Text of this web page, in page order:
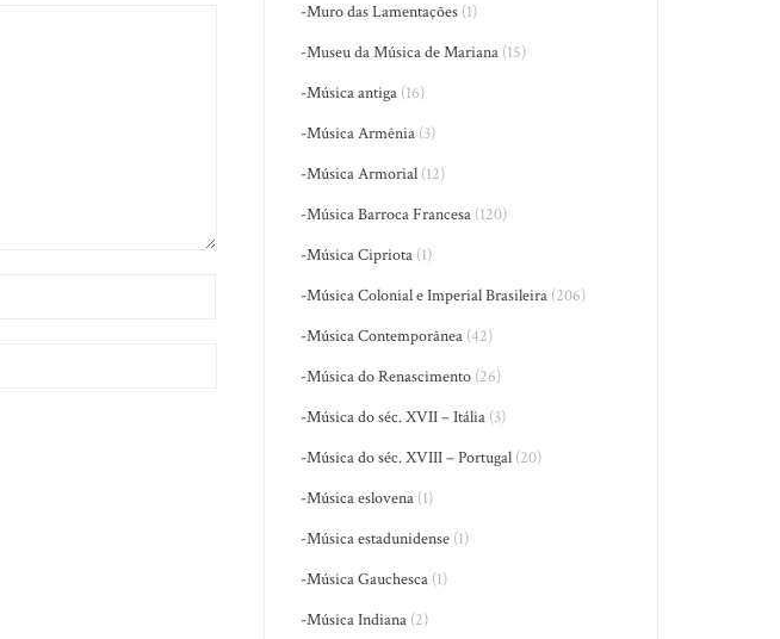
-Muro das Lamentações (1)
-Museu da Música de Mariana (15)
-Música antiga (16)
-Música Armênia (3)
-Música Armorial (12)
-Música Barroca Francesa (120)
-Música Cipriota (1)
-Música Colonial e Imperial Brasileira (206)
-Música Contemporânea (42)
-Música do Renascimento (26)
-Música do séc. XVII – Itália (3)
-Música do séc. XVIII – Portugal (20)
-Música eslovena (1)
-Música estadunidense (1)
-Música Gauchesca (1)
-Música Indiana (2)